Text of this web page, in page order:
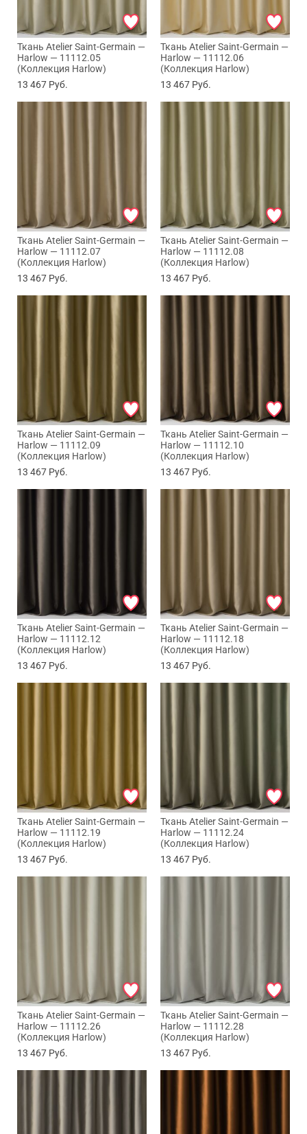
Ткань Atelier Saint-Germain —
Harlow — 11112.05
(Коллекция Harlow)
13 467 Руб.
Ткань Atelier Saint-Germain —
Harlow — 11112.06
(Коллекция Harlow)
13 467 Руб.
Ткань Atelier Saint-Germain —
Harlow — 11112.07
(Коллекция Harlow)
13 467 Руб.
Ткань Atelier Saint-Germain —
Harlow — 11112.08
(Коллекция Harlow)
13 467 Руб.
Ткань Atelier Saint-Germain —
Harlow — 11112.09
(Коллекция Harlow)
13 467 Руб.
Ткань Atelier Saint-Germain —
Harlow — 11112.10
(Коллекция Harlow)
13 467 Руб.
Ткань Atelier Saint-Germain —
Harlow — 11112.12
(Коллекция Harlow)
13 467 Руб.
Ткань Atelier Saint-Germain —
Harlow — 11112.18
(Коллекция Harlow)
13 467 Руб.
Ткань Atelier Saint-Germain —
Harlow — 11112.19
(Коллекция Harlow)
13 467 Руб.
Ткань Atelier Saint-Germain —
Harlow — 11112.24
(Коллекция Harlow)
13 467 Руб.
Ткань Atelier Saint-Germain —
Harlow — 11112.26
(Коллекция Harlow)
13 467 Руб.
Ткань Atelier Saint-Germain —
Harlow — 11112.28
(Коллекция Harlow)
13 467 Руб.